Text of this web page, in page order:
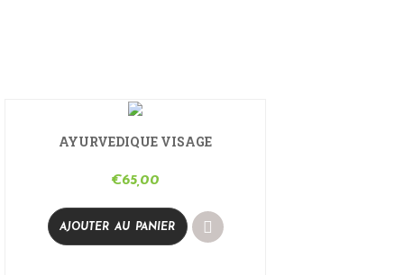
AYURVEDIQUE VISAGE
€65,00
AJOUTER AU PANIER